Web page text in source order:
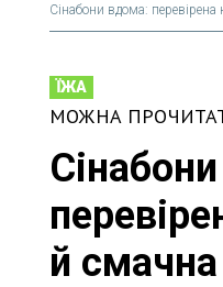
Сінабони вдома:
ЇЖА
МОЖНА
й смачна